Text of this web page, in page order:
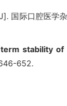
国际口腔医学
stability of
652.